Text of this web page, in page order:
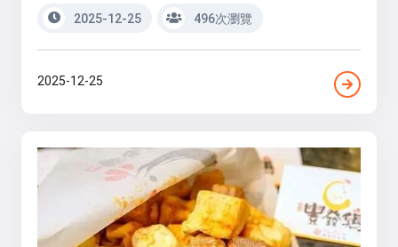
2025-12-25 496次瀏覽
2025-12-25